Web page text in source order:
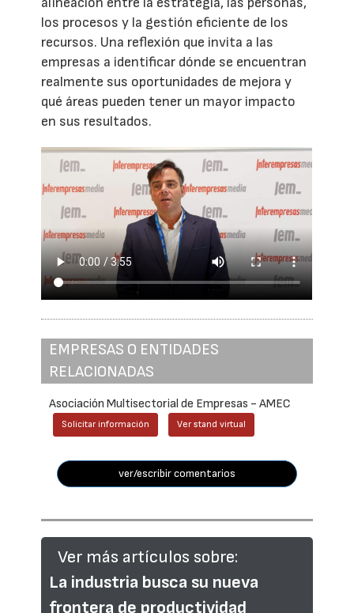
los procesos y la gestión eficiente de los
recursos. Una reflexión que invita a las
empresas a identificar dónde se encuentran
realmente sus oportunidades de mejora y
qué áreas pueden tener un mayor impacto
en sus resultados.
EMPRESAS O ENTIDADES
RELACIONADAS
Asociación Multisectorial de Empresas - AMEC
Solicitar información Ver stand virtual
ver/escribir comentarios
Ver más artículos sobre:
La industria busca su nueva
frontera de productividad